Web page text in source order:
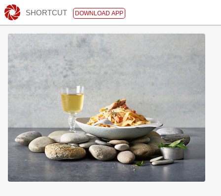
SHORTCUT DOWNLOAD APP